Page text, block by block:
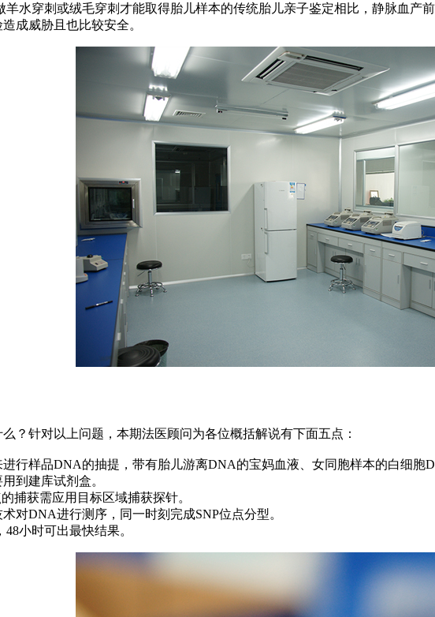
水穿刺或绒毛穿刺才能取得胎儿样本的传统胎儿亲子鉴定相比，静脉血产
成威胁且也比较安全。
？针对以上问题，本期法医顾问为各位概括解说有下面五点：
行样品DNA的抽提，带有胎儿游离DNA的宝妈血液、女同胞样本的白细胞
到建库试剂盒。
捕获需应用目标区域捕获探针。
对DNA进行测序，同一时刻完成SNP位点分型。
小时可出最快结果。